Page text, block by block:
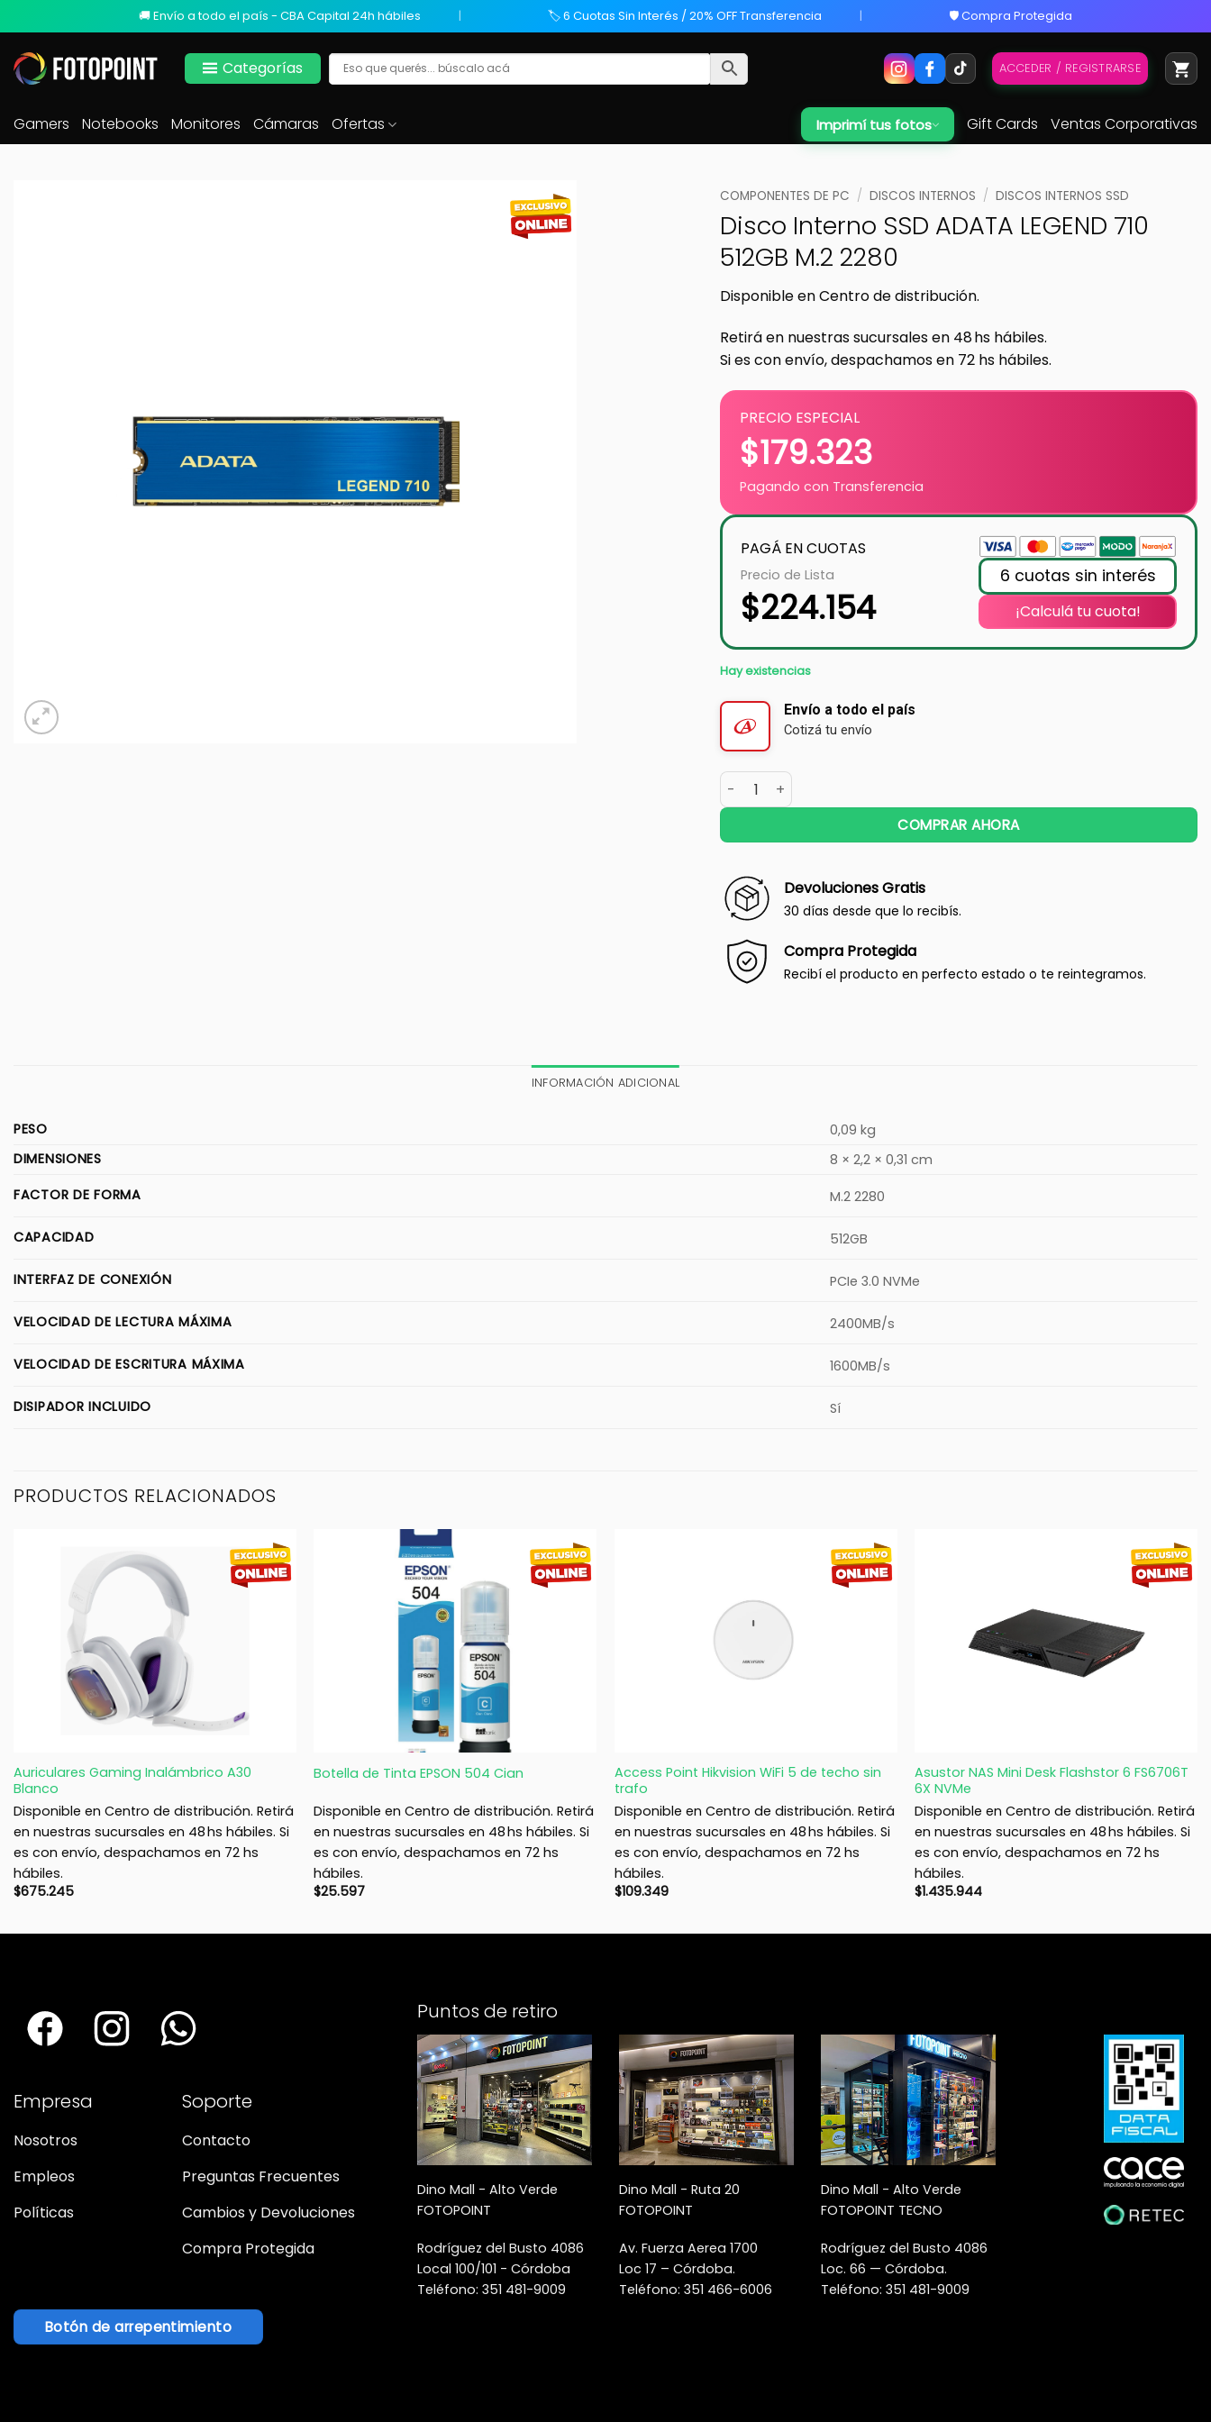
🚚 Envío a todo el país - CBA Capital 24h hábiles 🏷️ 6 Cuotas Sin Interés / 20% OFF Transferencia 🛡️ Compra Protegida
Categorías ACCEDER / REGISTRARSE
Gamers Notebooks Monitores Cámaras Ofertas Imprimí tus fotos Gift Cards Ventas Corporativas
COMPONENTES DE PC / DISCOS INTERNOS / DISCOS INTERNOS SSD
Disco Interno SSD ADATA LEGEND 710
512GB M.2 2280
Disponible en Centro de distribución.
Retirá en nuestras sucursales en 48 hs hábiles.
Si es con envío, despachamos en 72 hs hábiles.
PRECIO ESPECIAL
$179.323
Pagando con Transferencia
PAGÁ EN CUOTAS
Precio de Lista
$224.154
6 cuotas sin interés
¡Calculá tu cuota!
Hay existencias
Envío a todo el país
Cotizá tu envío
COMPRAR AHORA
Devoluciones Gratis
30 días desde que lo recibís.
Compra Protegida
Recibí el producto en perfecto estado o te reintegramos.
INFORMACIÓN ADICIONAL
PESO
0,09 kg
DIMENSIONES
8 × 2,2 × 0,31 cm
FACTOR DE FORMA
M.2 2280
CAPACIDAD 512GB
INTERFAZ DE CONEXIÓN PCIe 3.0 NVMe
VELOCIDAD DE LECTURA MÁXIMA 2400MB/s
VELOCIDAD DE ESCRITURA MÁXIMA 1600MB/s
DISIPADOR INCLUIDO Sí
PRODUCTOS RELACIONADOS
Auriculares Gaming Inalámbrico A30
Blanco
Disponible en Centro de distribución. Retirá
en nuestras sucursales en 48 hs hábiles. Si
es con envío, despachamos en 72 hs
hábiles.
$675.245
Botella de Tinta EPSON 504 Cian
Disponible en Centro de distribución. Retirá
en nuestras sucursales en 48 hs hábiles. Si
es con envío, despachamos en 72 hs
hábiles.
$25.597
Access Point Hikvision WiFi 5 de techo sin
trafo
Disponible en Centro de distribución. Retirá
en nuestras sucursales en 48 hs hábiles. Si
es con envío, despachamos en 72 hs
hábiles.
$109.349
Asustor NAS Mini Desk Flashstor 6 FS6706T
6X NVMe
Disponible en Centro de distribución. Retirá
en nuestras sucursales en 48 hs hábiles. Si
es con envío, despachamos en 72 hs
hábiles.
$1.435.944
Empresa
Nosotros
Empleos
Políticas
Soporte
Contacto
Preguntas Frecuentes
Cambios y Devoluciones
Compra Protegida
Botón de arrepentimiento
Puntos de retiro
Dino Mall - Alto Verde
FOTOPOINT
Rodríguez del Busto 4086
Local 100/101 - Córdoba
Teléfono: 351 481-9009
Dino Mall - Ruta 20
FOTOPOINT
Av. Fuerza Aerea 1700
Loc 17 – Córdoba.
Teléfono: 351 466-6006
Dino Mall - Alto Verde
FOTOPOINT TECNO
Rodríguez del Busto 4086
Loc. 66 — Córdoba.
Teléfono: 351 481-9009